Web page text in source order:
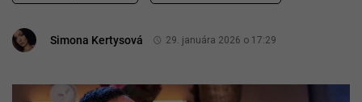
Simona Kertysová 29. januára 2026 o 17:29